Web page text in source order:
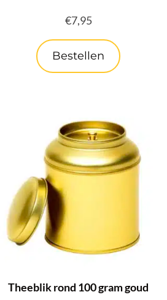
€7,95
Bestellen
Theeblik rond 100 gram goud